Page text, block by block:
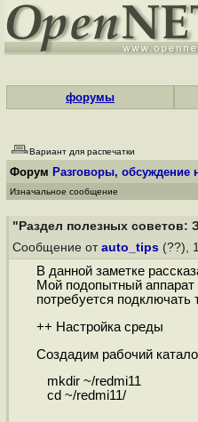
форумы
Вариант для распечатки
Форум Разговоры, обсуждение
Изначальное сообщение
"Раздел полезных советов:
Сообщение от auto_tips (??),
В данной заметке
Мой подопытный аппарат
потребуется
++ Настройка среды
Создадим рабочий
mkdir ~/redmi11
cd ~/redmi11/